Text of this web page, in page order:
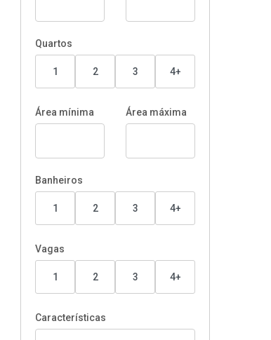
Quartos
1 2 3 4+
Área mínima Área máxima
Banheiros
1 2 3 4+
Vagas
1 2 3 4+
Características